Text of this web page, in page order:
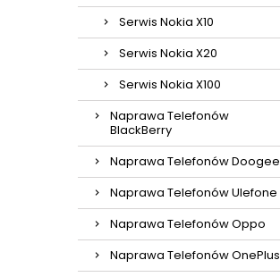
Serwis Nokia X10
Serwis Nokia X20
Serwis Nokia X100
Naprawa Telefonów
BlackBerry
Naprawa Telefonów Doogee
Naprawa Telefonów Ulefone
Naprawa Telefonów Oppo
Naprawa Telefonów OnePlus